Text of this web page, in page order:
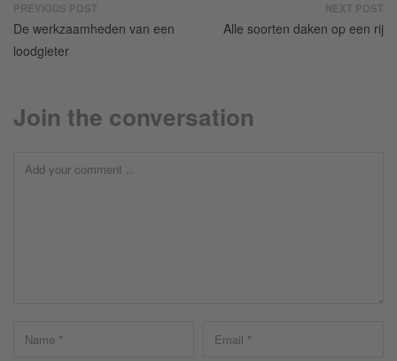
PREVIOUS POST
De werkzaamheden van een
loodgieter
NEXT POST
Alle soorten daken op een rij
Join the conversation